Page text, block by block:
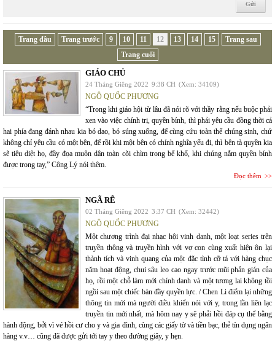
Trang đầu Trang trước 9 10 11 12 13 14 15
Trang sau
Trang cuối
GIÁO CHỦ
24 Tháng Giêng 2022 9:38 CH (Xem: 34109)
NGÔ QUỐC PHƯƠNG
“Trong khi giáo hội từ lâu đã nói rõ với thầy rằng nếu buộc phải
xen vào việc chính trị, quyền bính, thì phải yêu cầu đồng thời cả
hai phía đang đánh nhau kia bỏ dao, bỏ súng xuống, để cùng cứu toàn thể chúng sinh, chứ
không chỉ yêu cầu có một bên, để rồi khi một bên có chính nghĩa yếu đi, thì bên tà quyền kia
sẽ tiêu diệt họ, đầy đọa muôn dân toàn cõi chìm trong bể khổ, khi chúng nắm quyền bính
được trong tay,” Công Lý nói thêm.
Đọc thêm
NGÃ RẼ
02 Tháng Giêng 2022 3:37 CH (Xem: 32442)
NGÔ QUỐC PHƯƠNG
Một chương trình đại nhạc hội vinh danh, một loạt series trên
truyền thông và truyền hình với vợ con cùng xuất hiện ôn lại
thành tích và vinh quang của một đặc tình cỡ tá với hàng chục
năm hoạt động, chui sâu leo cao ngay trước mũi phản gián của
họ, rồi một chỗ làm mới chính danh và một tương lai không tồi
ngồi sau một chiếc bàn đầy quyền lực. / Chen Li điểm lại những
thông tin mới mà người điều khiển nói với y, trong lần liên lạc
truyền tin mới nhất, mà hôm nay y sẽ phải hồi đáp cụ thể bằng
hành động, bởi vì vé hồi cư cho y và gia đình, cùng các giấy tờ và tiền bạc, thẻ tín dụng ngân
hàng v.v… cũng đã được gửi tới tay y theo đường giây, y hẹn.